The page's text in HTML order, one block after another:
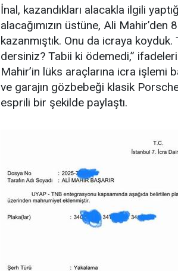
İnal, kazandıkları alacakla ilgili
alacağımızın üstüne, Ali
kazanmıştık. Onu da icraya
dersiniz? Tabii ki ödemedi,”
Mahir’in lüks araçlarına icra işlemi
ve garajın gözbebeği klasik
esprili bir şekilde paylaştı.